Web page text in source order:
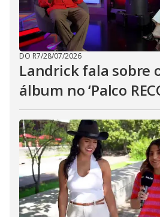
DO R7/28/07/2026
Landrick fala sobre
álbum no ‘Palco